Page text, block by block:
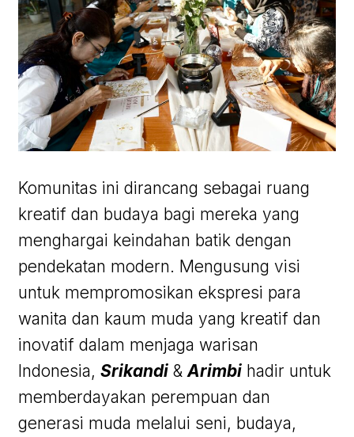
Komunitas ini dirancang sebagai ruang
kreatif dan budaya bagi mereka yang
menghargai keindahan batik dengan
pendekatan modern. Mengusung visi
untuk mempromosikan ekspresi para
wanita dan kaum muda yang kreatif dan
inovatif dalam menjaga warisan
Indonesia, Srikandi& Arimbihadir untuk
memberdayakan perempuan dan
generasi muda melalui seni, budaya,